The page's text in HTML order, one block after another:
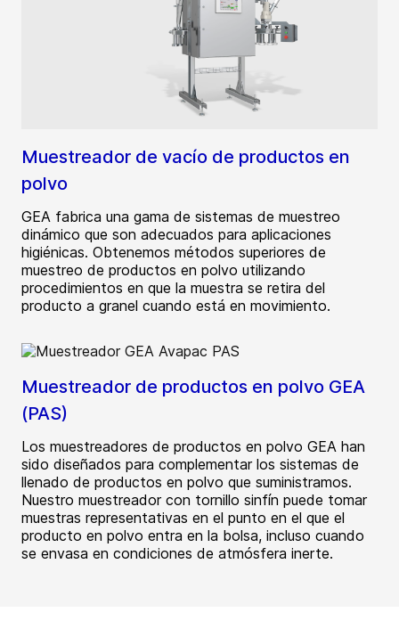
Muestreador de vacío de productos en
polvo
GEA fabrica una gama de sistemas de muestreo
dinámico que son adecuados para aplicaciones
higiénicas. Obtenemos métodos superiores de
muestreo de productos en polvo utilizando
procedimientos en que la muestra se retira del
producto a granel cuando está en movimiento.
Muestreador de productos en polvo GEA
(PAS)
Los muestreadores de productos en polvo GEA han
sido diseñados para complementar los sistemas de
llenado de productos en polvo que suministramos.
Nuestro muestreador con tornillo sinfín puede tomar
muestras representativas en el punto en el que el
producto en polvo entra en la bolsa, incluso cuando
se envasa en condiciones de atmósfera inerte.